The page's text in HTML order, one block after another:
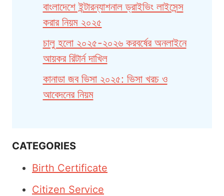
বাংলাদেশে ইন্টারন্যাশনাল ড্রাইভিং লাইসেন্স
করার নিয়ম ২০২৫
চালু হলো ২০২৫-২০২৬ করবর্ষের অনলাইনে
আয়কর রিটার্ন দাখিল
কানাডা জব ভিসা ২০২৫: ভিসা খরচ ও
আবেদনের নিয়ম
CATEGORIES
Birth Certificate
Citizen Service